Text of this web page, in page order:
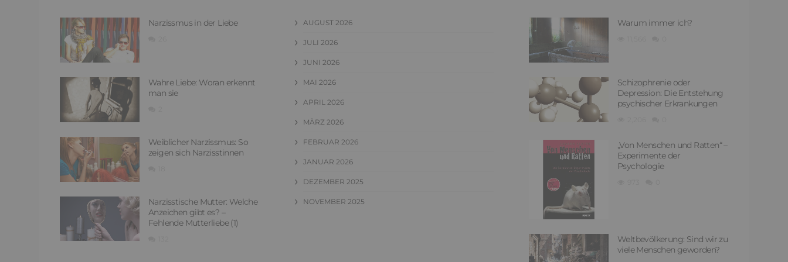
Narzissmus in der Liebe
Wahre Liebe: Woran erkennt
man sie
Weiblicher Narzissmus: So
zeigen sich Narzisstinnen
Narzisstische Mutter: Welche
Anzeichen gibt es? –
Fehlende Mutterliebe (1)
AUGUST 2026
JULI 2026
JUNI 2026
MAI 2026
APRIL 2026
MÄRZ 2026
FEBRUAR 2026
JANUAR 2026
DEZEMBER 2025
NOVEMBER 2025
Warum immer ich?
Schizophrenie oder
Depression: Die Entstehung
psychischer Erkrankungen
„Von Menschen und Ratten“ –
Experimente der
Psychologie
Weltbevölkerung: Sind wir zu
viele Menschen geworden?